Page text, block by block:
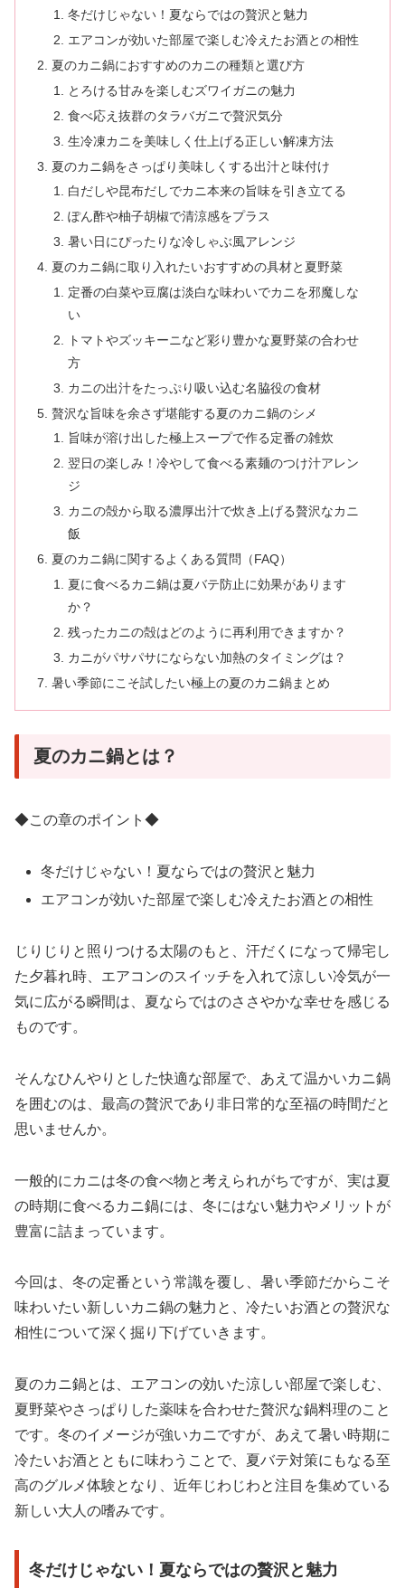
冬だけじゃない！夏ならではの贅沢と魅力
エアコンが効いた部屋で楽しむ冷えたお酒との相性
夏のカニ鍋におすすめのカニの種類と選び方
とろける甘みを楽しむズワイガニの魅力
食べ応え抜群のタラバガニで贅沢気分
生冷凍カニを美味しく仕上げる正しい解凍方法
夏のカニ鍋をさっぱり美味しくする出汁と味付け
白だしや昆布だしでカニ本来の旨味を引き立てる
ぽん酢や柚子胡椒で清涼感をプラス
暑い日にぴったりな冷しゃぶ風アレンジ
夏のカニ鍋に取り入れたいおすすめの具材と夏野菜
定番の白菜や豆腐は淡白な味わいでカニを邪魔しな
い
トマトやズッキーニなど彩り豊かな夏野菜の合わせ
方
カニの出汁をたっぷり吸い込む名脇役の食材
贅沢な旨味を余さず堪能する夏のカニ鍋のシメ
旨味が溶け出した極上スープで作る定番の雑炊
翌日の楽しみ！冷やして食べる素麺のつけ汁アレン
ジ
カニの殻から取る濃厚出汁で炊き上げる贅沢なカニ
飯
夏のカニ鍋に関するよくある質問（FAQ）
夏に食べるカニ鍋は夏バテ防止に効果があります
か？
残ったカニの殻はどのように再利用できますか？
カニがパサパサにならない加熱のタイミングは？
暑い季節にこそ試したい極上の夏のカニ鍋まとめ
夏のカニ鍋とは？
◆この章のポイント◆
冬だけじゃない！夏ならではの贅沢と魅力
エアコンが効いた部屋で楽しむ冷えたお酒との相性
じりじりと照りつける太陽のもと、汗だくになって帰宅し
た夕暮れ時、エアコンのスイッチを入れて涼しい冷気が一
気に広がる瞬間は、夏ならではのささやかな幸せを感じる
ものです。
そんなひんやりとした快適な部屋で、あえて温かいカニ鍋
を囲むのは、最高の贅沢であり非日常的な至福の時間だと
思いませんか。
一般的にカニは冬の食べ物と考えられがちですが、実は夏
の時期に食べるカニ鍋には、冬にはない魅力やメリットが
豊富に詰まっています。
今回は、冬の定番という常識を覆し、暑い季節だからこそ
味わいたい新しいカニ鍋の魅力と、冷たいお酒との贅沢な
相性について深く掘り下げていきます。
夏のカニ鍋とは、エアコンの効いた涼しい部屋で楽しむ、
夏野菜やさっぱりした薬味を合わせた贅沢な鍋料理のこと
です。冬のイメージが強いカニですが、あえて暑い時期に
冷たいお酒とともに味わうことで、夏バテ対策にもなる至
高のグルメ体験となり、近年じわじわと注目を集めている
新しい大人の嗜みです。
冬だけじゃない！夏ならではの贅沢と魅力